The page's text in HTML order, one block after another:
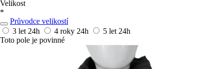
Velikost
*
Průvodce velikostí
3 let 24h 4 roky 24h 5 let 24h
Toto pole je povinné